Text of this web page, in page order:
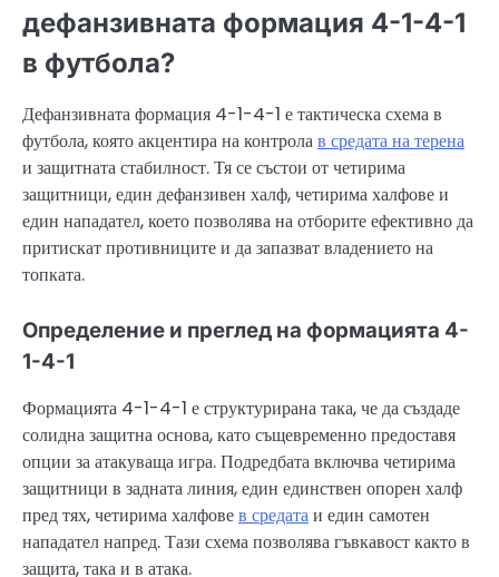
дефанзивната формация 4-1-4-1
в футбола?
Дефанзивната формация 4-1-4-1 е тактическа схема в
футбола, която акцентира на контролав средата на терена
и защитната стабилност. Тя се състои от четирима
защитници, един дефанзивен халф, четирима халфове и
един нападател, което позволява на отборите ефективно да
притискат противниците и да запазват владението на
топката.
Определение и преглед на формацията 4-
1-4-1
Формацията 4-1-4-1 е структурирана така, че да създаде
солидна защитна основа, като същевременно предоставя
опции за атакуваща игра. Подредбата включва четирима
защитници в задната линия, един единствен опорен халф
пред тях, четирима халфовев средатаи един самотен
нападател напред. Тази схема позволява гъвкавост както в
защита, така и в атака.